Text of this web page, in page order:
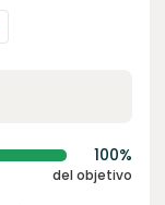
100%
del objetivo